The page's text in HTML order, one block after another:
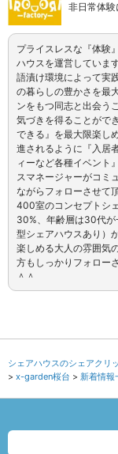
非日常体
プライスレスな『体験
ハウスを運営していま
語漬け環境によって実
の暮らしの豊かさを最
ンをもつ同志と出会う
気づきを得ることがで
できる』を最大限楽し
進されるように『入居
ィーなど各種イベント
スマネージャーがコミ
ながらフォローさせて
400室のコンセプトシ
30%、年齢層は30代が
型シェアハウスあり）
楽しめる大人の雰囲気
方もしっかりフォロー
＾＾
シェアハウスのシェアクリ
x-garden桜台
新着情報